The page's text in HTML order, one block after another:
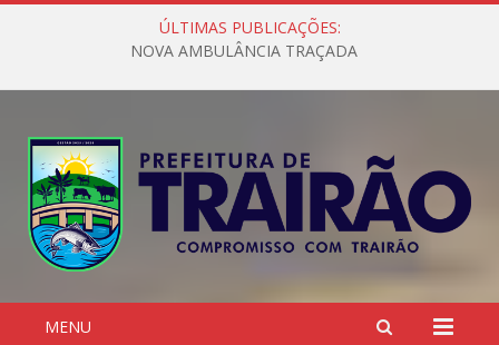
ÚLTIMAS PUBLICAÇÕES:
NOVA AMBULÂNCIA TRAÇADA
MENU